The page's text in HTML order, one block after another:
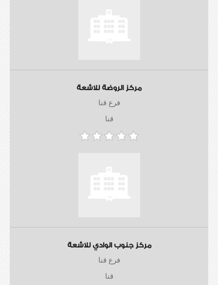
مركز الروضة للاشعة
فرع قنا
قنا
مركز جنوب الوادي للاشعة
فرع قنا
قنا